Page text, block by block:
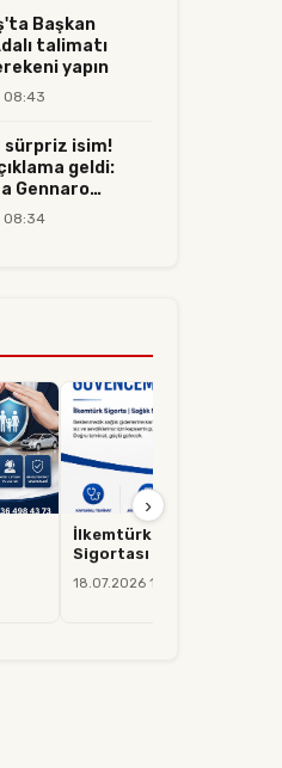
Başkan
talimatı
yapın
08:43
sürpriz isim!
geldi:
Gennaro
08:34
İlkemtürk Sigorta | Sağlık
Sigortası
18.07.2026 14:37
›